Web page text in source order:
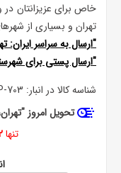
خاص برای عزیزانتان
تهران و بسیاری از
"ارسال به سراسر ایران:
"ارسال پستی برای شهرستان‌ها 2 تا 5
شناسه کالا در انبار: 703
تحویل امروز "تهران،
تنها 2